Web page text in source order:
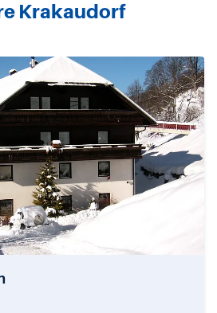
Krakaudorf